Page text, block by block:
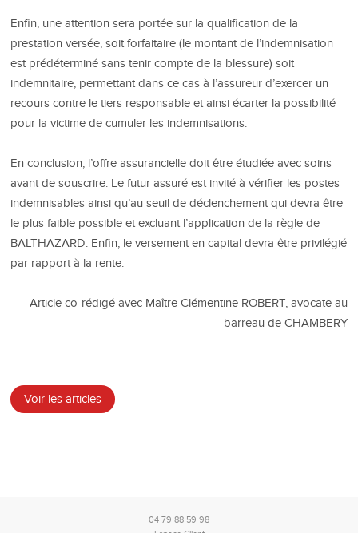
Enfin, une attention sera portée sur la qualification de la
prestation versée, soit forfaitaire (le montant de l’indemnisation
est prédéterminé sans tenir compte de la blessure) soit
indemnitaire, permettant dans ce cas à l’assureur d’exercer un
recours contre le tiers responsable et ainsi écarter la possibilité
pour la victime de cumuler les indemnisations.
En conclusion, l’offre assurancielle doit être étudiée avec soins
avant de souscrire. Le futur assuré est invité à vérifier les postes
indemnisables ainsi qu’au seuil de déclenchement qui devra être
le plus faible possible et excluant l’application de la règle de
BALTHAZARD. Enfin, le versement en capital devra être privilégié
par rapport à la rente.
Article co-rédigé avec Maître Clémentine ROBERT, avocate au
barreau de CHAMBERY
Voir les articles
04 79 88 59 98